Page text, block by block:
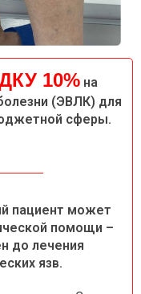
10% на
(ЭВЛК) для
сферы.
пациент может
помощи –
до лечения
язв.